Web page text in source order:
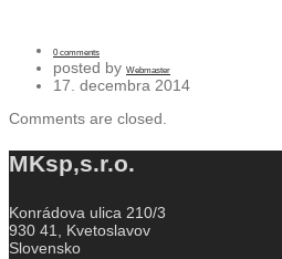
0 comments
posted by Webmaster
17. decembra 2014
Comments are closed.
MKsp,s.r.o.
Konrádova ulica 210/3
930 41, Kvetoslavov
Slovensko